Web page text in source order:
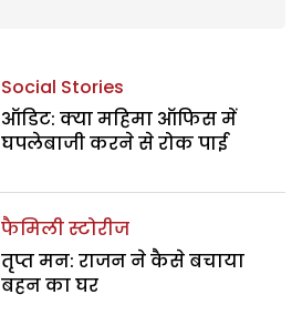
Social Stories
ऑडिट: क्या महिमा ऑफिस में
घपलेबाजी करने से रोक पाई
फैमिली स्टोरीज
तृप्त मन: राजन ने कैसे बचाया
बहन का घर